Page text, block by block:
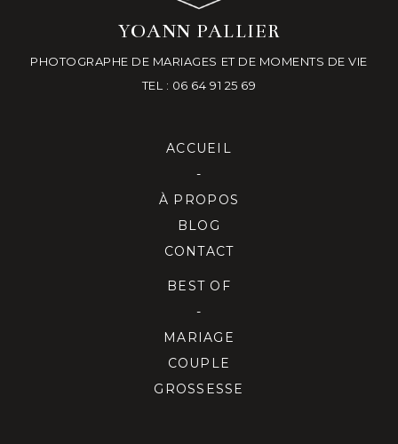
YOANN PALLIER
PHOTOGRAPHE DE MARIAGES ET DE MOMENTS DE VIE
TEL : 06 64 91 25 69
ACCUEIL
-
À PROPOS
BLOG
CONTACT
BEST OF
-
MARIAGE
COUPLE
GROSSESSE